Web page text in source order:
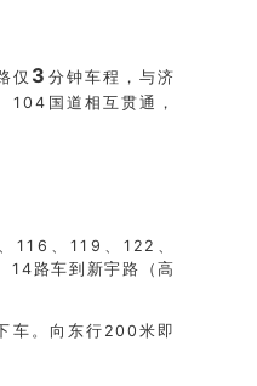
仅 3 分钟车程，与济
104国道相互贯通，
、119、122、
14路车到新宇路（高
。向东行200米即